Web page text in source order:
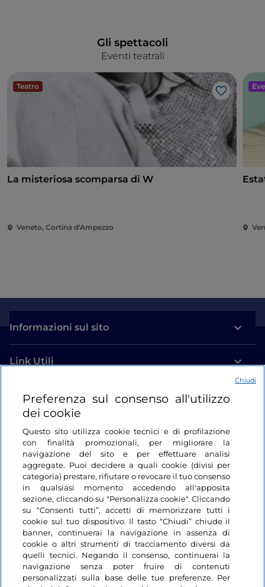
Eventi teatrali
Gli spettacoli
Teatro
Like
La misteriosa scomparsa di W
Veneto, Cortina d'Ampezzo
Informazioni sul sito
Link Utili
Login
Restiamo in contatto
Preferenza sul consenso all'utilizzo
dei cookie
Questo sito utilizza cookie tecnici e di profilazione
con finalità promozionali, per migliorare la
navigazione del sito e per effettuare analisi
aggregate. Puoi decidere a quali cookie (divisi per
categoria) prestare, rifiutare o revocare il tuo consenso
in qualsiasi momento accedendo all'apposita
sezione, cliccando su "Personalizza cookie". Cliccando
su “Consenti tutti”, accetti di memorizzare tutti i
cookie sul tuo dispositivo. Il tasto “Chiudi” chiude il
banner, continuerai la navigazione in assenza di
cookie o altri strumenti di tracciamento diversi da
quelli tecnici. Negando il consenso, continuerai la
navigazione senza poter fruire di contenuti
personalizzati sulla base delle tue preferenze. Per
Chiudi